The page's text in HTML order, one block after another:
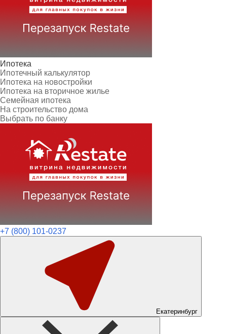
Ипотека
Ипотечный калькулятор
Ипотека на новостройки
Ипотека на вторичное жилье
Семейная ипотека
На строительство дома
Выбрать по банку
+7 (800) 101-0237
Екатеринбург